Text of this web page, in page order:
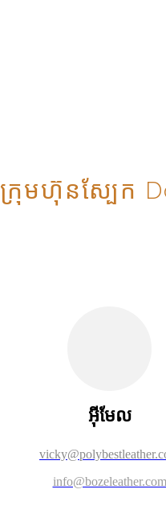
ក្រុមហ៊ុនស្បែក
អ៊ីមែល
info@bozeleather.com